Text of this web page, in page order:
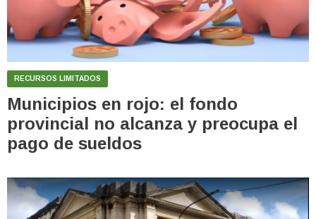
RECURSOS LIMITADOS
Municipios en rojo: el fondo
provincial no alcanza y preocupa el
pago de sueldos